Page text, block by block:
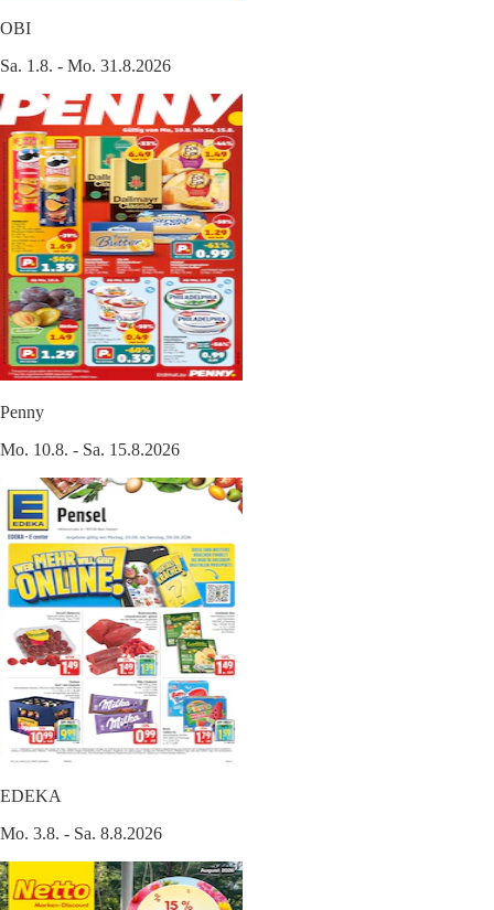
OBI
Sa. 1.8. - Mo. 31.8.2026
Penny
Mo. 10.8. - Sa. 15.8.2026
EDEKA
Mo. 3.8. - Sa. 8.8.2026